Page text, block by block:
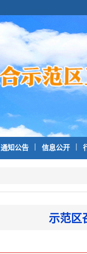
通知公告 | 信息公开 |
示范区